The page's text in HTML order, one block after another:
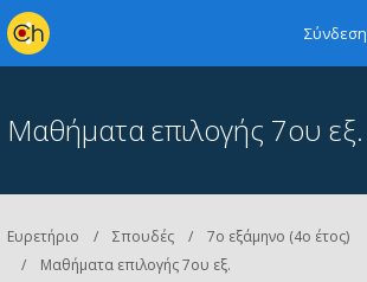
Σύνδεση
Μαθήματα επιλογής 7ου εξ.
Ευρετήριο Σπουδές
7ο εξάμηνο (4ο έτος)
Μαθήματα επιλογής 7ου εξ.